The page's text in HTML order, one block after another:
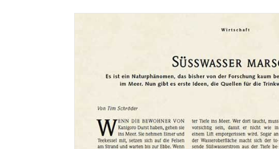
springen
springen